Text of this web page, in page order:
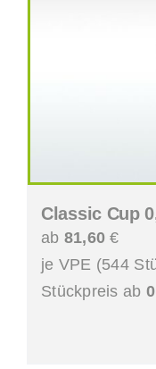
Classic Cup
ab 81,60 €
je VPE (544
Stückpreis ab